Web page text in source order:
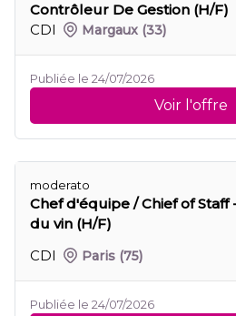
Contrôleur De Gestion (H/F)
CDI
Margaux (33)
Publiée le 24/07/2026
Voir l'offre
moderato
Chef d'équipe / Chief of
du vin (H/F)
CDI
Paris (75)
Publiée le 24/07/2026